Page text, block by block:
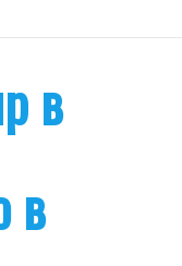
в
в